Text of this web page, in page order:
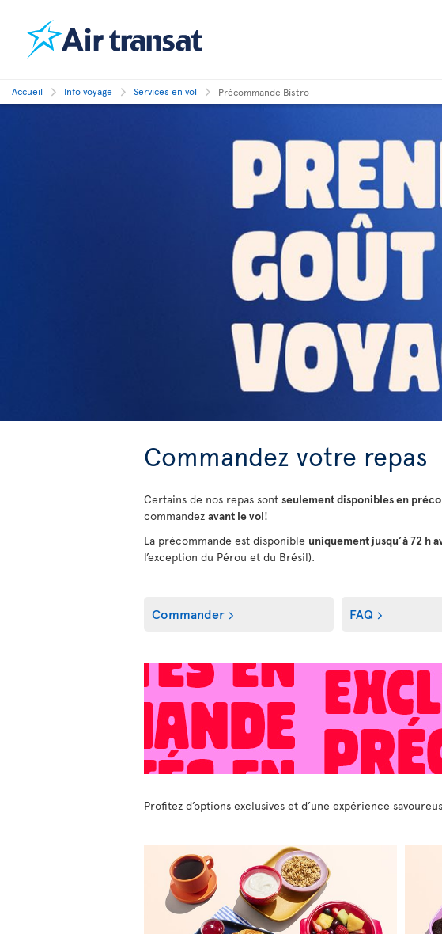
Accueil Info voyage Services en vol Précommande Bistro
Commandez votre repas
Certains de nos repas sont seulement disponibles en
commandez avant le vol!
La précommande est disponible uniquement jusqu’à 72 h
l’exception du Pérou et du Brésil).
Commander FAQ
Profitez d’options exclusives et d’une expérience